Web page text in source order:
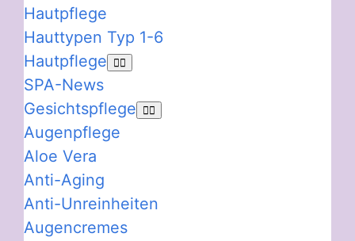
Hautpflege
Hauttypen Typ 1-6
Hautpflege
SPA-News
Gesichtspflege
Augenpflege
Aloe Vera
Anti-Aging
Anti-Unreinheiten
Augencremes